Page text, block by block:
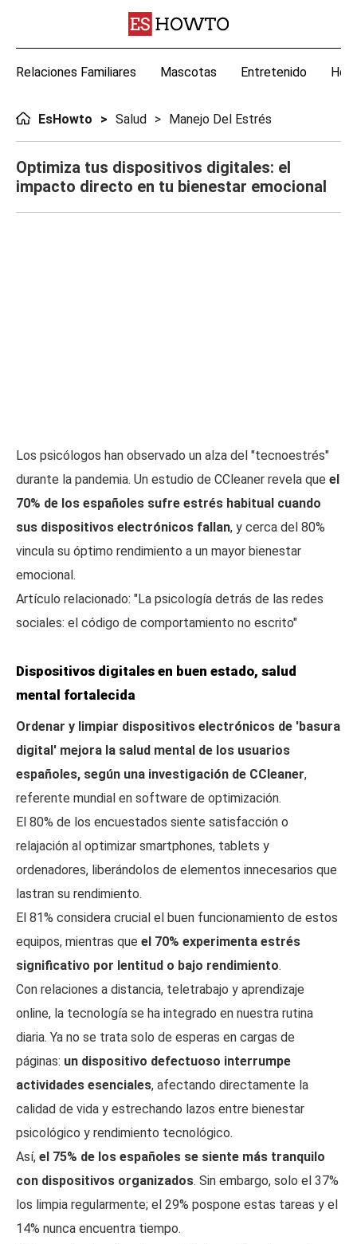
Relaciones Familiares Mascotas Entretenido
EsHowto Salud Manejo Del Estrés
Optimiza tus dispositivos digitales: el
impacto directo en tu bienestar emocional
Los psicólogos han observado un alza del "tecnoestrés"
durante la pandemia. Un estudio de CCleaner revela que el
70% de los españoles sufre estrés habitual cuando
sus dispositivos electrónicos fallan, y cerca del 80%
vincula su óptimo rendimiento a un mayor bienestar
emocional.
Artículo relacionado: "La psicología detrás de las redes
sociales: el código de comportamiento no escrito"
Dispositivos digitales en buen estado, salud
mental fortalecida
Ordenar y limpiar dispositivos electrónicos de 'basura
digital' mejora la salud mental de los usuarios
españoles, según una investigación de CCleaner,
referente mundial en software de optimización.
El 80% de los encuestados siente satisfacción o
relajación al optimizar smartphones, tablets y
ordenadores, liberándolos de elementos innecesarios que
lastran su rendimiento.
El 81% considera crucial el buen funcionamiento de estos
equipos, mientras que el 70% experimenta estrés
significativo por lentitud o bajo rendimiento.
Con relaciones a distancia, teletrabajo y aprendizaje
online, la tecnología se ha integrado en nuestra rutina
diaria. Ya no se trata solo de esperas en cargas de
páginas: un dispositivo defectuoso interrumpe
actividades esenciales, afectando directamente la
calidad de vida y estrechando lazos entre bienestar
psicológico y rendimiento tecnológico.
Así, el 75% de los españoles se siente más tranquilo
con dispositivos organizados. Sin embargo, solo el 37%
los limpia regularmente; el 29% pospone estas tareas y el
14% nunca encuentra tiempo.